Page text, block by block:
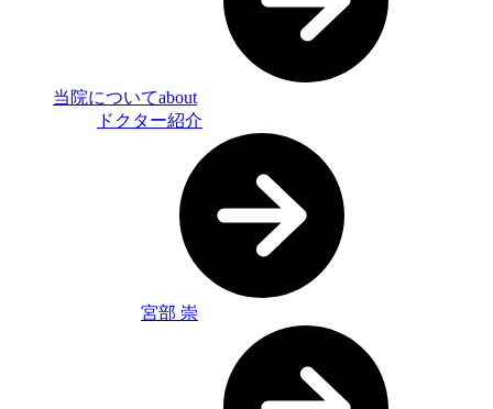
当院についてabout
ドクター紹介
宮部 崇